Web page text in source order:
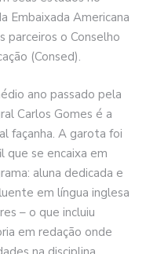
Embaixada Americana
parceiros o Conselho
(Consed).
ano passado pela
Carlos Gomes é a
façanha. A garota foi
que se encaixa em
aluna dedicada e
em língua inglesa
– o que incluiu
em redação onde